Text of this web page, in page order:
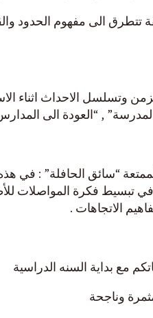
تتطرق الى مفهوم الحدود
وتسلسل الاحداث اثناء
, “العودة الى
“سائق الحافلة” : في
في تبسيط فكرة المواصلات
الاتجاهات .
مع بداية السنه الدراسية
وناجحة